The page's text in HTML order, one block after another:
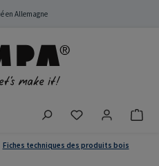
en Allemagne
Vous avez 0
Fiches techniques des produits bois